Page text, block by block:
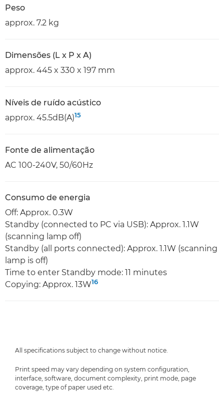
Peso
approx. 7.2 kg
Dimensões (L x P x A)
approx. 445 x 330 x 197 mm
Níveis de ruído acústico
approx. 45.5dB(A)15
Fonte de alimentação
AC 100-240V, 50/60Hz
Consumo de energia
Off: Approx. 0.3W
Standby (connected to PC via USB): Approx. 1.1W
(scanning lamp off)
Standby (all ports connected): Approx. 1.1W (scanning
lamp is off)
Time to enter Standby mode: 11 minutes
Copying: Approx. 13W16
All specifications subject to change without notice.
Print speed may vary depending on system configuration,
interface, software, document complexity, print mode, page
coverage, type of paper used etc.